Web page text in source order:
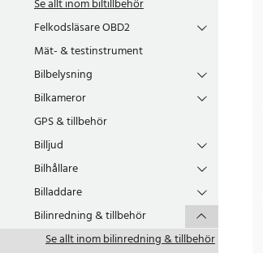
Se allt inombiltillbehör
Felkodsläsare OBD2
Mät- & testinstrument
Bilbelysning
Bilkameror
GPS & tillbehör
Billjud
Bilhållare
Billaddare
Bilinredning & tillbehör
Se allt inombilinredning & tillbehör